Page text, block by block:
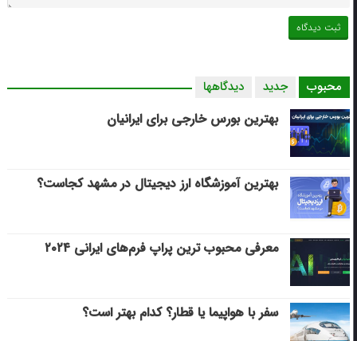
محبوب جدید دیدگاهها
بهترین بورس خارجی برای ایرانیان
بهترین آموزشگاه ارز دیجیتال در مشهد کجاست؟
معرفی محبوب ترین پراپ فرم‌های ایرانی ۲۰۲۴
سفر با هواپیما یا قطار؟ کدام بهتر است؟